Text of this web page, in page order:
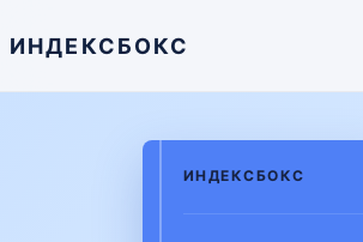
ИНДЕКСБОКС
ИНДЕКСБОКС